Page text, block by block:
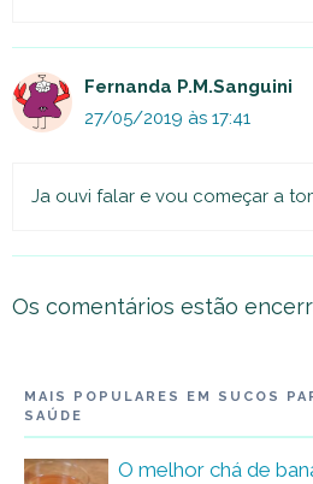
Fernanda P.M.Sanguini
27/05/2019 às 17:41
Ja ouvi falar e vou começar a
Os comentários estão
MAIS POPULARES EM SUCOS
SAÚDE
O melhor chá de